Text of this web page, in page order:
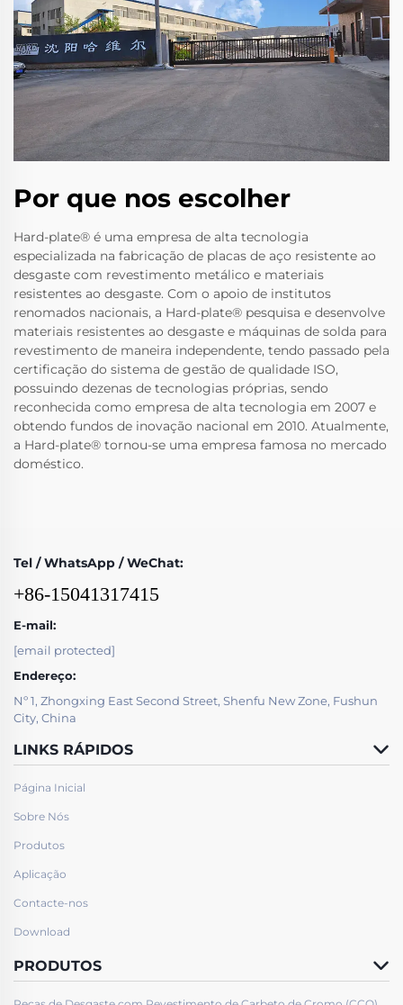
Por que nos escolher
Hard-plate® é uma empresa de alta tecnologia
especializada na fabricação de placas de aço resistente ao
desgaste com revestimento metálico e materiais
resistentes ao desgaste. Com o apoio de institutos
renomados nacionais, a Hard-plate® pesquisa e desenvolve
materiais resistentes ao desgaste e máquinas de solda para
revestimento de maneira independente, tendo passado pela
certificação do sistema de gestão de qualidade ISO,
possuindo dezenas de tecnologias próprias, sendo
reconhecida como empresa de alta tecnologia em 2007 e
obtendo fundos de inovação nacional em 2010. Atualmente,
a Hard-plate® tornou-se uma empresa famosa no mercado
doméstico.
Tel / WhatsApp / WeChat:
+86-15041317415
E-mail:
[email protected]
Endereço:
Nº 1, Zhongxing East Second Street, Shenfu New Zone, Fushun
City, China
LINKS RÁPIDOS
Página Inicial
Sobre Nós
Produtos
Aplicação
Contacte-nos
Download
PRODUTOS